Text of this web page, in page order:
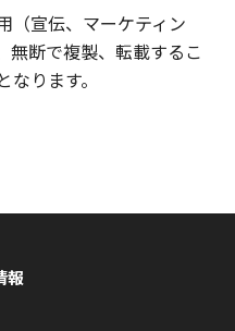
（宣伝、マーケティン
無断で複製、転載するこ
ります。
報